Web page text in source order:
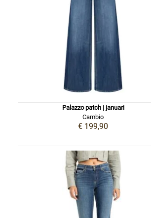
Palazzo patch | januari
Cambio
€ 199,90